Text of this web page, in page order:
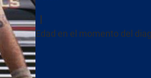
Edad en el momento del